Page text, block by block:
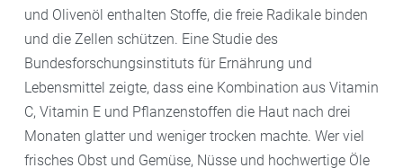
und Olivenöl enthalten Stoffe, die freie Radikale binden
und die Zellen schützen. Eine Studie des
Bundesforschungsinstituts für Ernährung und
Lebensmittel zeigte, dass eine Kombination aus Vitamin
C, Vitamin E und Pflanzenstoffen die Haut nach drei
Monaten glatter und weniger trocken machte. Wer viel
frisches Obst und Gemüse, Nüsse und hochwertige Öle